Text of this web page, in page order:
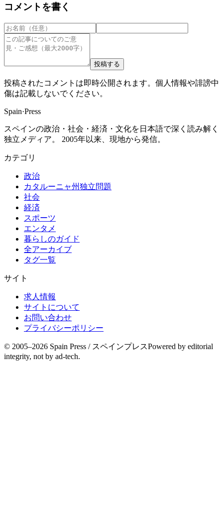
コメントを書く
投稿する
投稿されたコメントは即時公開されます。個人情報や誹謗中
傷は記載しないでください。
Spain·Press
スペインの政治・社会・経済・文化を日本語で深く読み解く
独立メディア。 2005年以来、現地から発信。
カテゴリ
政治
カタルーニャ州独立問題
社会
経済
スポーツ
エンタメ
暮らしのガイド
全アーカイブ
タグ一覧
サイト
求人情報
サイトについて
お問い合わせ
プライバシーポリシー
© 2005–2026 Spain Press / スペインプレスPowered by editorial
integrity, not by ad-tech.